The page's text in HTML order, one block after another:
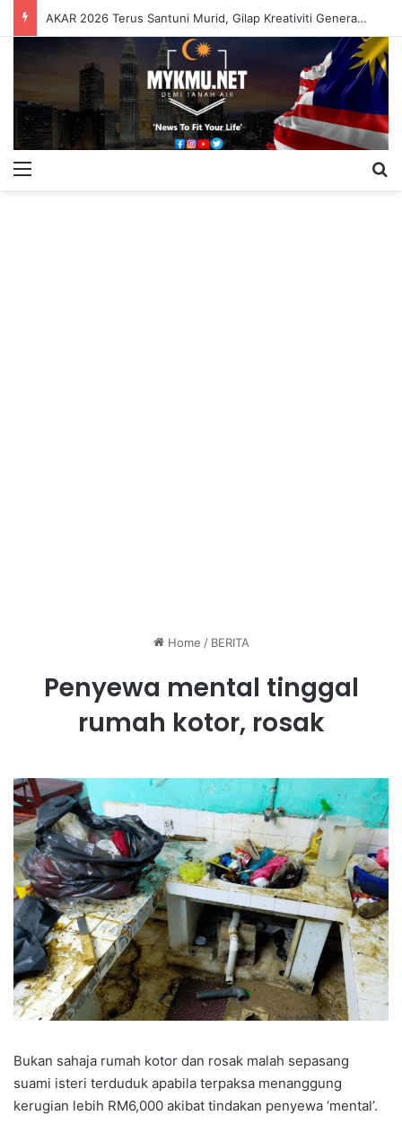
AKAR 2026 Terus Santuni Murid, Gilap Kreativiti Generasi Muda
Home / BERITA
Penyewa mental tinggal
rumah kotor, rosak
Bukan sahaja rumah kotor dan rosak malah sepasang
suami isteri terduduk apabila terpaksa menanggung
kerugian lebih RM6,000 akibat tindakan penyewa ‘mental’.